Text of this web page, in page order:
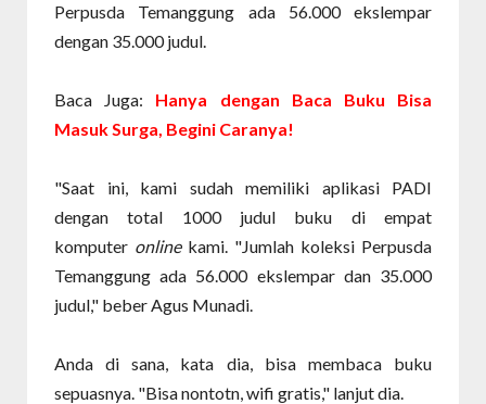
Perpusda Temanggung ada 56.000 ekslempar
dengan 35.000 judul.
Baca Juga: Hanya dengan Baca Buku Bisa
Masuk Surga, Begini Caranya!
"Saat ini, kami sudah memiliki aplikasi PADI
dengan total 1000 judul buku di empat
komputer online kami. "Jumlah koleksi Perpusda
Temanggung ada 56.000 ekslempar dan 35.000
judul," beber Agus Munadi.
Anda di sana, kata dia, bisa membaca buku
sepuasnya. "Bisa nontotn, wifi gratis," lanjut dia.